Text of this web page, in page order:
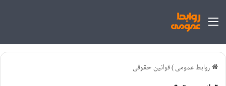
منو
روابط عمومی)قوانین حقوقی